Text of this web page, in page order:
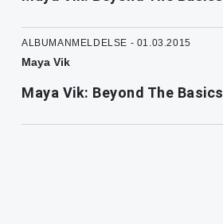
ALBUMANMELDELSE - 01.03.2015
Maya Vik
Maya Vik: Beyond The Basics